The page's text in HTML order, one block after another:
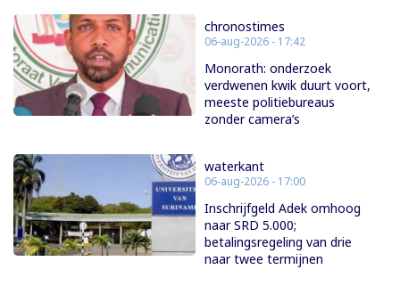
chronostimes
06-aug-2026 - 17:42
Monorath: onderzoek
verdwenen kwik duurt voort,
meeste politiebureaus
zonder camera’s
waterkant
06-aug-2026 - 17:00
Inschrijfgeld Adek omhoog
naar SRD 5.000;
betalingsregeling van drie
naar twee termijnen